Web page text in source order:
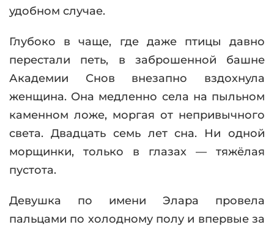
удобном случае.
Глубоко в чаще, где даже птицы давно
перестали петь, в заброшенной башне
Академии Снов внезапно вздохнула
женщина. Она медленно села на пыльном
каменном ложе, моргая от непривычного
света. Двадцать семь лет сна. Ни одной
морщинки, только в глазах — тяжёлая
пустота.
Девушка по имени Элара провела
пальцами по холодному полу и впервые за